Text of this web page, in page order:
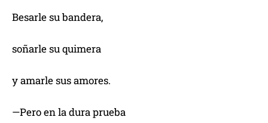
Besarle su bandera,
soñarle su quimera
y amarle sus amores.
—Pero en la dura prueba